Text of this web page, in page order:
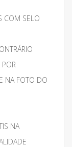
COM SELO
POR
NA FOTO DO
NA